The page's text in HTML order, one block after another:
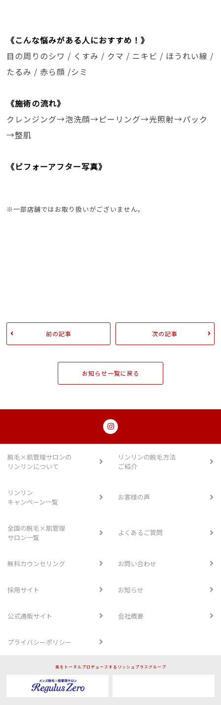
《こんな悩みがある人におすすめ！》
目の周りのシワ / くすみ / クマ / ニキビ / ほうれい線 /
たるみ / 赤ら顔 /シミ
《施術の流れ》
クレンジング→泡洗顔→ピーリング→光照射→パック
→整肌
《ビフォーアフター写真》
※一部店舗ではお取り扱いがございません。
前の記事 次の記事
お知らせ一覧に戻る
脱毛×肌管理サロンの
リンリンについて
リンリンの脱毛方法
ご紹介
リンリン
キャンペーン一覧
お客様の声
全国の脱毛×肌管理
サロン一覧
よくあるご質問
無料カウンセリング お問い合わせ
採用サイト お知らせ
公式通販サイト 会社概要
プライバシーポリシー
美をトータルプロデュースするリッシュプラスグループ